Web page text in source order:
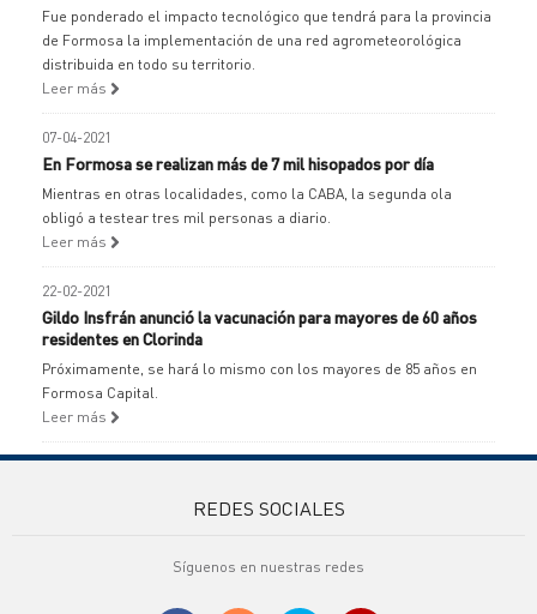
Fue ponderado el impacto tecnológico que tendrá para la provincia
de Formosa la implementación de una red agrometeorológica
distribuida en todo su territorio.
Leer más
07-04-2021
En Formosa se realizan más de 7 mil hisopados por día
Mientras en otras localidades, como la CABA, la segunda ola
obligó a testear tres mil personas a diario.
Leer más
22-02-2021
Gildo Insfrán anunció la vacunación para mayores de 60 años
residentes en Clorinda
Próximamente, se hará lo mismo con los mayores de 85 años en
Formosa Capital.
Leer más
REDES SOCIALES
Síguenos en nuestras redes